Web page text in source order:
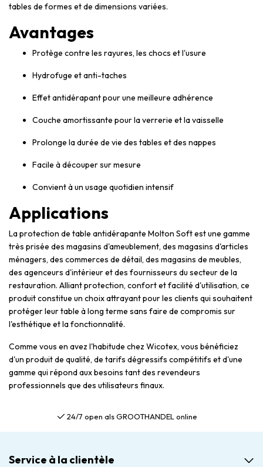
tables de formes et de dimensions variées.
Avantages
Protège contre les rayures, les chocs et l'usure
Hydrofuge et anti-taches
Effet antidérapant pour une meilleure adhérence
Couche amortissante pour la verrerie et la vaisselle
Prolonge la durée de vie des tables et des nappes
Facile à découper sur mesure
Convient à un usage quotidien intensif
Applications
La protection de table antidérapante Molton Soft est une gamme
très prisée des magasins d'ameublement, des magasins d'articles
ménagers, des commerces de détail, des magasins de meubles,
des agenceurs d'intérieur et des fournisseurs du secteur de la
restauration. Alliant protection, confort et facilité d'utilisation, ce
produit constitue un choix attrayant pour les clients qui souhaitent
protéger leur table à long terme sans faire de compromis sur
l'esthétique et la fonctionnalité.
Comme vous en avez l'habitude chez Wicotex, vous bénéficiez
d'un produit de qualité, de tarifs dégressifs compétitifs et d'une
gamme qui répond aux besoins tant des revendeurs
professionnels que des utilisateurs finaux.
24/7 open als GROOTHANDEL online
Service à la clientèle